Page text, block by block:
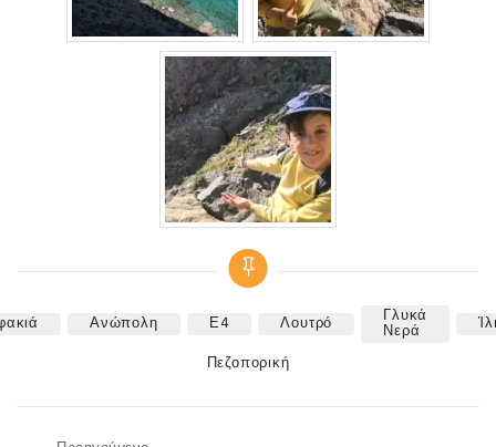
Tags
Ανώπολη Ε4 Λουτρό Γλυκά
Νερά
Categories
Πεζοπορική